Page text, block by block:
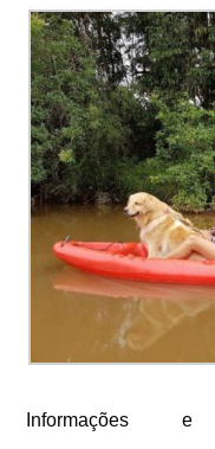
Informações